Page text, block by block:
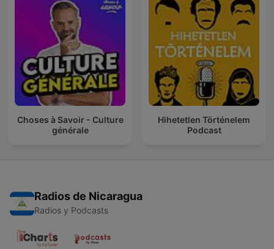
Choses à Savoir - Culture
générale
Hihetetlen Történelem
Podcast
Radios de Nicaragua
Radios y Podcasts